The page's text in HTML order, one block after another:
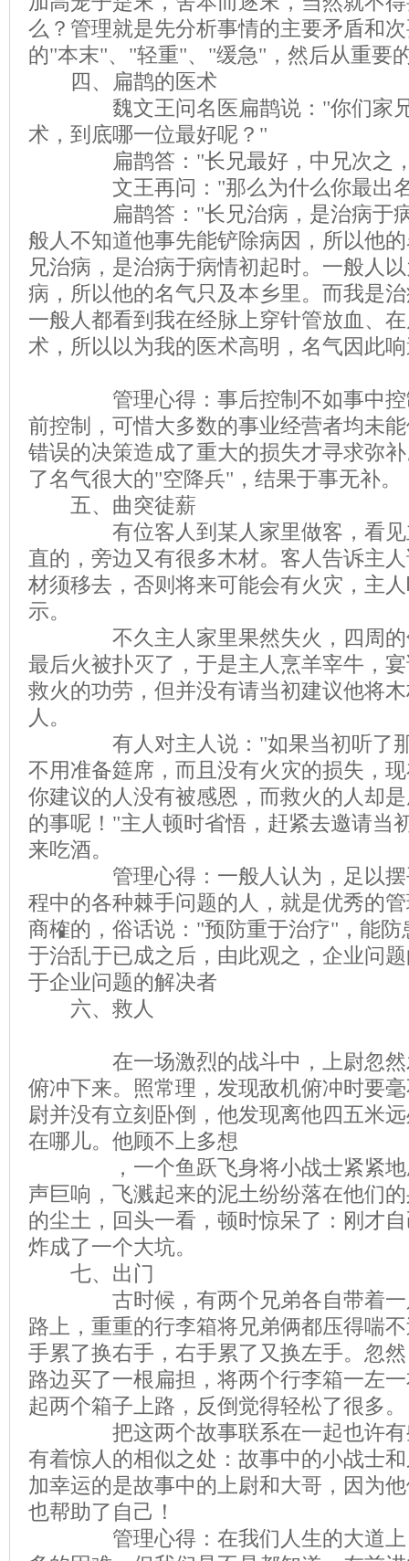
么？管理就是先分析事情的主要矛盾和
的"本末"、"轻重"、"缓急"，然后从重要
四、扁鹊的医术
魏文王问名医扁鹊说："你们家兄
术，到底哪一位最好呢？"
扁鹊答："长兄最好，中兄次之，
文王再问："那么为什么你最出
扁鹊答："长兄治病，是治病于病
般人不知道他事先能铲除病因，所以他
兄治病，是治病于病情初起时。一般人
病，所以他的名气只及本乡里。而我是
一般人都看到我在经脉上穿针管放血、
术，所以以为我的医术高明，名气因此
管理心得：事后控制不如事中控
前控制，可惜大多数的事业经营者均未
错误的决策造成了重大的损失才寻求弥
了名气很大的"空降兵"，结果于事无补。
五、曲突徒薪
有位客人到某人家里做客，看见
直的，旁边又有很多木材。客人告诉主
材须移去，否则将来可能会有火灾，主
示。
不久主人家里果然失火，四周的
最后火被扑灭了，于是主人烹羊宰牛，
救火的功劳，但并没有请当初建议他将
人。
有人对主人说："如果当初听了那
不用准备筵席，而且没有火灾的损失，
你建议的人没有被感恩，而救火的人却
的事呢！"主人顿时省悟，赶紧去邀请当
来吃酒。
管理心得：一般人认为，足以摆
程中的各种棘手问题的人，就是优秀的
商榷的，俗话说："预防重于治疗"，能
于治乱于已成之后，由此观之，企业问
于企业问题的解决者
六、救人
在一场激烈的战斗中，上尉忽然
俯冲下来。照常理，发现敌机俯冲时要
尉并没有立刻卧倒，他发现离他四五米
在哪儿。他顾不上多想
，一个鱼跃飞身将小战士紧紧地
声巨响，飞溅起来的泥土纷纷落在他们
的尘土，回头一看，顿时惊呆了：刚才
炸成了一个大坑。
七、出门
古时候，有两个兄弟各自带着一
路上，重重的行李箱将兄弟俩都压得喘
手累了换右手，右手累了又换左手。忽
路边买了一根扁担，将两个行李箱一左
起两个箱子上路，反倒觉得轻松了很多。
把这两个故事联系在一起也许有
有着惊人的相似之处：故事中的小战士
加幸运的是故事中的上尉和大哥，因为
也帮助了自己！
管理心得：在我们人生的大道上